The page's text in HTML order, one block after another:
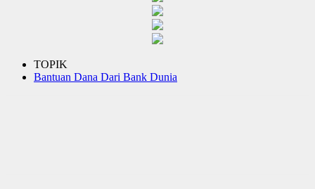
TOPIK
Bantuan Dana Dari Bank Dunia